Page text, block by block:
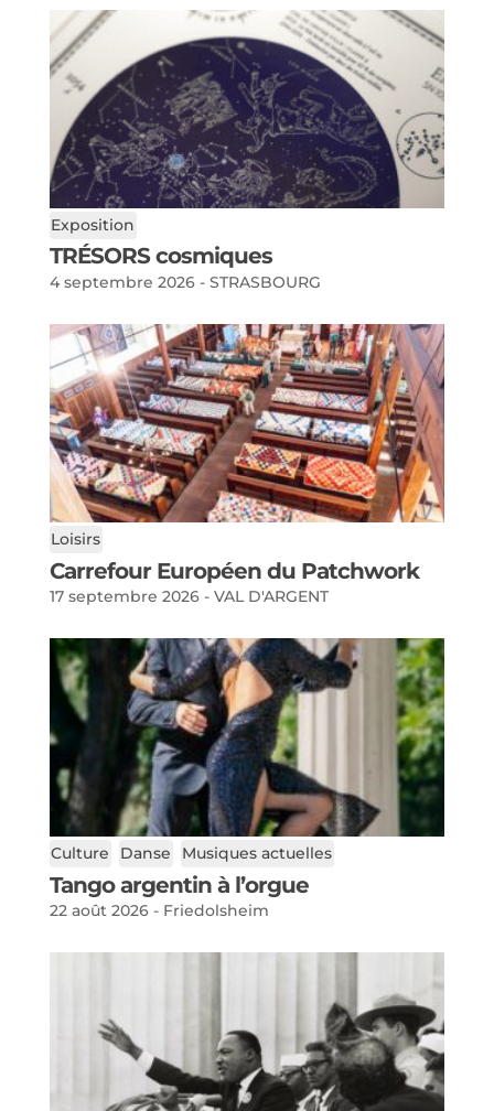
Exposition
TRÉSORS cosmiques
4 septembre 2026 - STRASBOURG
Loisirs
Carrefour Européen du Patchwork
17 septembre 2026 - VAL D'ARGENT
Culture Danse Musiques actuelles
Tango argentin à l’orgue
22 août 2026 - Friedolsheim